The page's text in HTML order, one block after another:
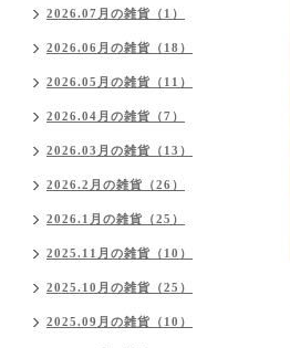
2026.07月の雑貨（1）
2026.06月の雑貨（18）
2026.05月の雑貨（11）
2026.04月の雑貨（7）
2026.03月の雑貨（13）
2026.2月の雑貨（26）
2026.1月の雑貨（25）
2025.11月の雑貨（10）
2025.10月の雑貨（25）
2025.09月の雑貨（10）